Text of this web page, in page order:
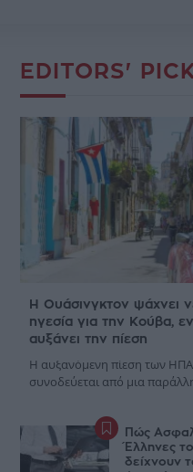
EDITORS'
Η Ουάσινγκτον ψάχνει
ηγεσία για την Κούβα,
αυξάνει την πίεση
Η αυξανόμενη πίεση των
συνοδεύεται από μια
Πώς
Έλληνες
δείχνουν